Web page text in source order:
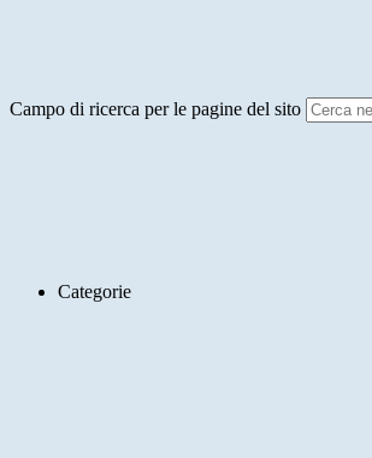
Campo di ricerca per le pagine del sito
Categorie